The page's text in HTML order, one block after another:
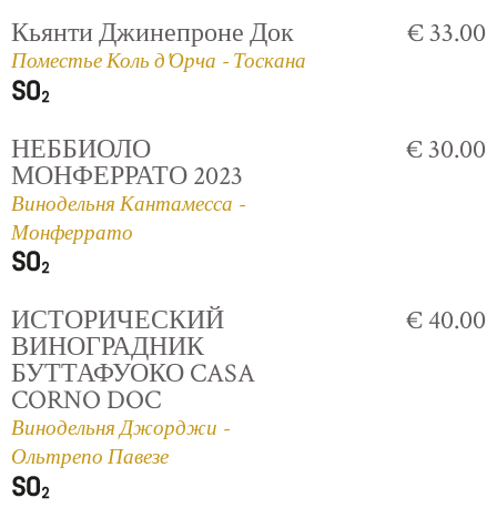
Кьянти Джинепроне Док
Поместье Коль д'Орча - Тоскана
€ 33.00
НЕББИОЛО
МОНФЕРРАТО 2023
Винодельня Кантамесса -
Монферрато
€ 30.00
ИСТОРИЧЕСКИЙ
ВИНОГРАДНИК
БУТТАФУОКО CASA
CORNO DOC
Винодельня Джорджи -
Ольтрепо Павезе
€ 40.00